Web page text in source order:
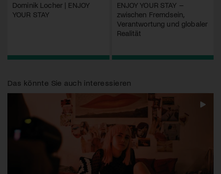
Dominik Locher | ENJOY
YOUR STAY
ENJOY YOUR STAY –
zwischen Fremdsein,
Verantwortung und globaler
Realität
Das könnte Sie auch interessieren